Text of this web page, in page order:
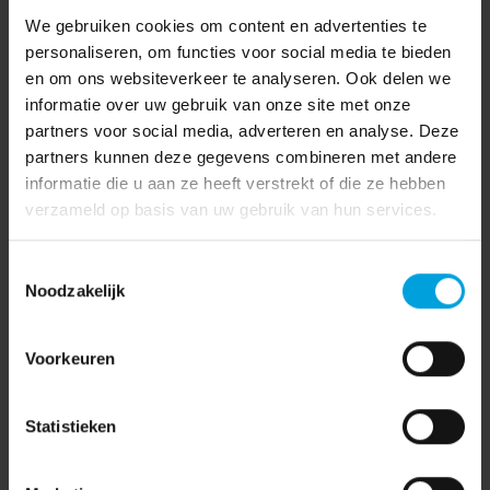
We gebruiken cookies om content en advertenties te
personaliseren, om functies voor social media te bieden
en om ons websiteverkeer te analyseren. Ook delen we
informatie over uw gebruik van onze site met onze
partners voor social media, adverteren en analyse. Deze
partners kunnen deze gegevens combineren met andere
informatie die u aan ze heeft verstrekt of die ze hebben
verzameld op basis van uw gebruik van hun services.
Noodzakelijk
Voorkeuren
Statistieken